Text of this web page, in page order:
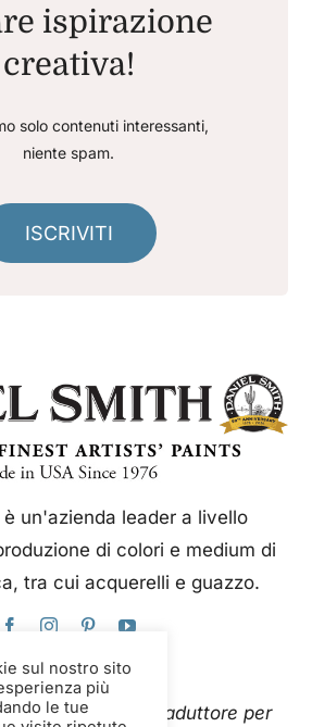
ispirazione
creativa!
solo contenuti interessanti,
niente spam.
ISCRIVITI
è un'azienda leader a livello
di colori e medium di
tra cui acquerelli e guazzo.
utilizza Google Traduttore per
sul nostro sito
più
le tue